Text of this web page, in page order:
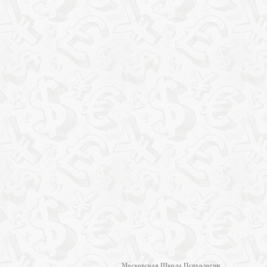
Московская Школа Психологии